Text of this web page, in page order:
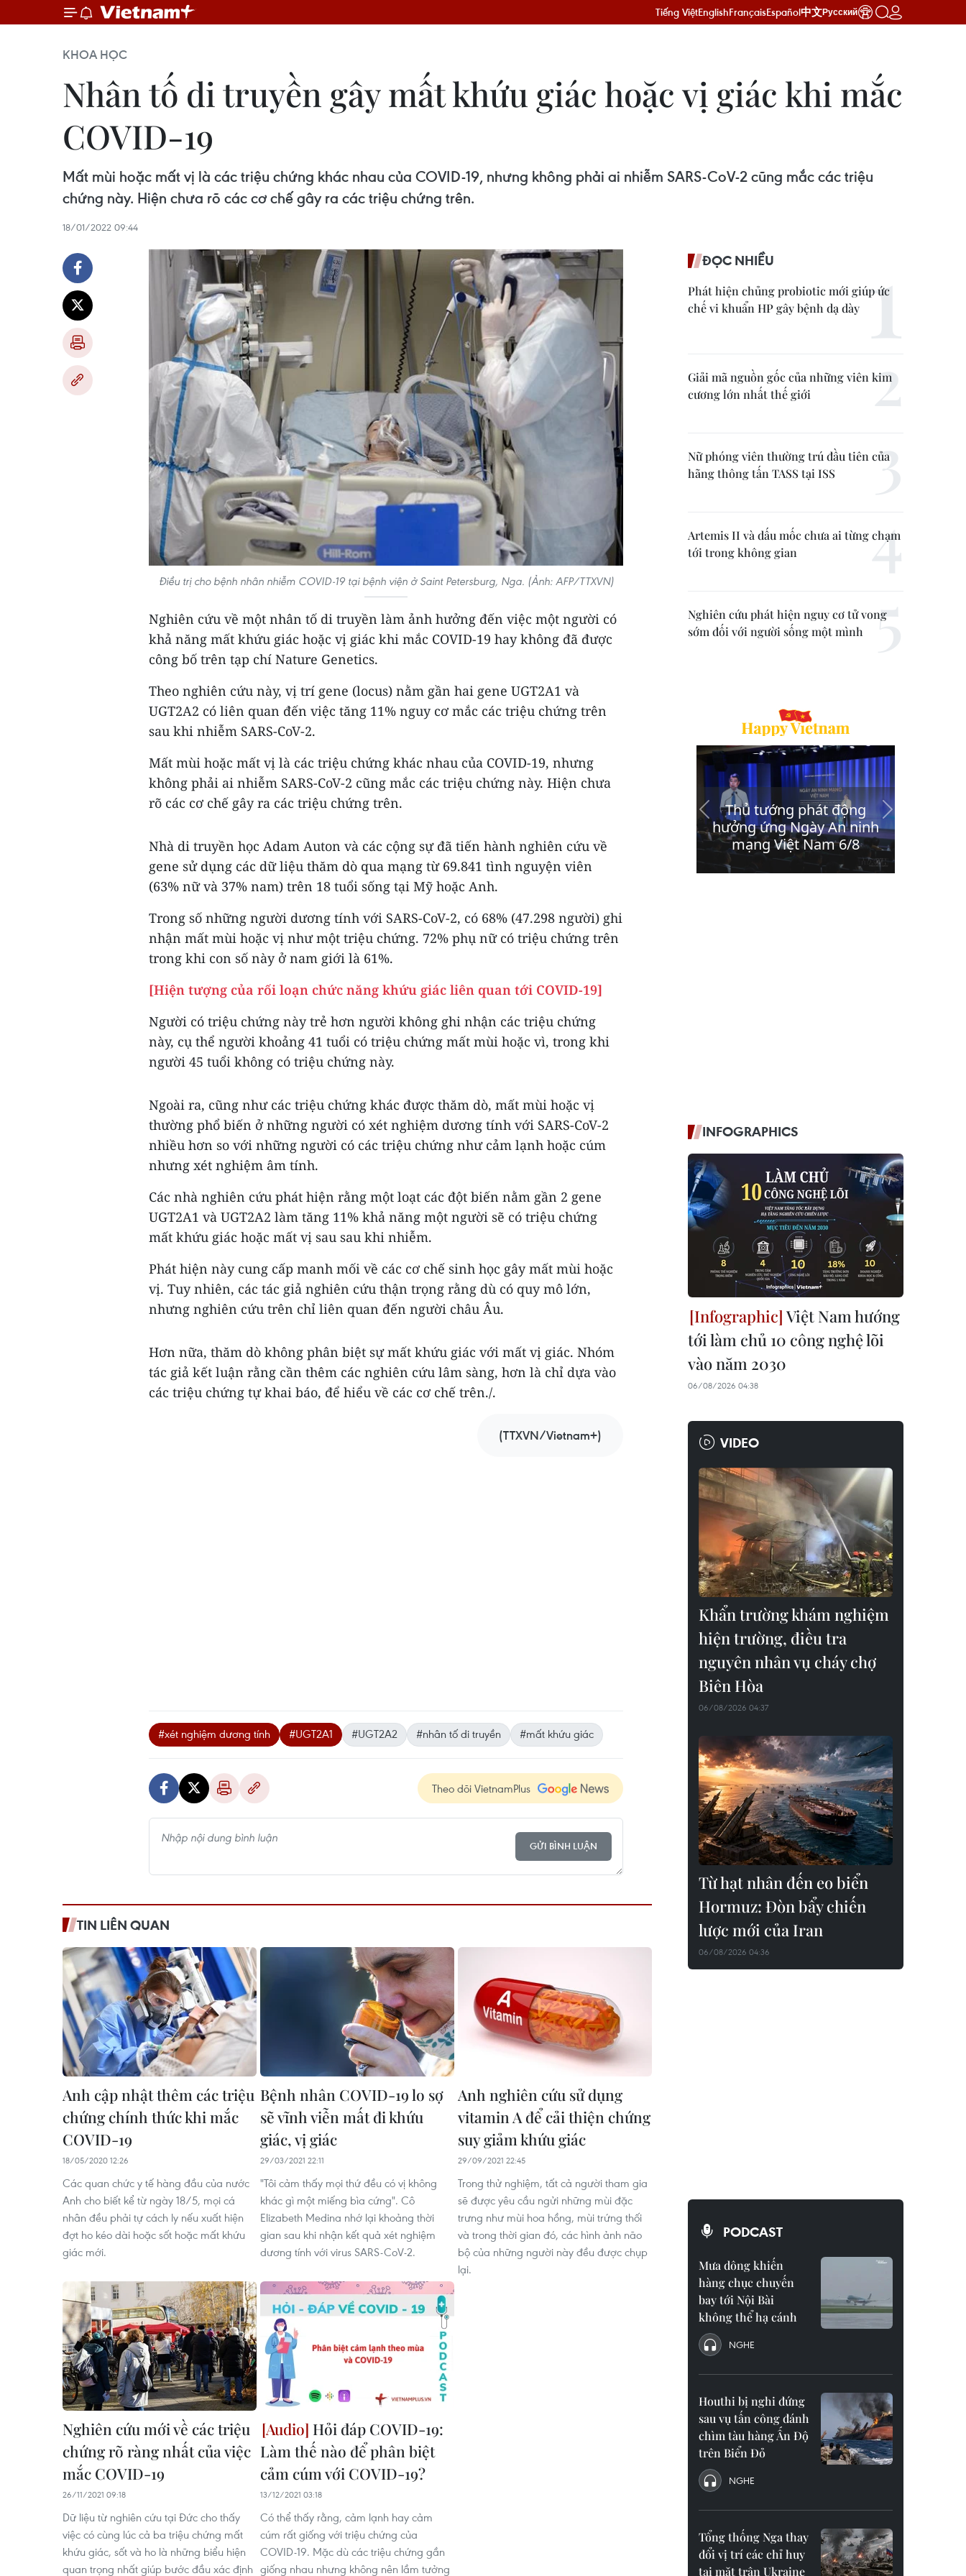
Tiếng ViệtEnglishFrançaisEspañol中文Русский
KHOA HỌC
Nhân tố di truyền gây mất khứu giác hoặc vị giác khi mắc
COVID-19
Mất mùi hoặc mất vị là các triệu chứng khác nhau của COVID-19, nhưng không phải ai nhiễm SARS-CoV-2 cũng mắc các triệu
chứng này. Hiện chưa rõ các cơ chế gây ra các triệu chứng trên.
18/01/2022 09:44
Điều trị cho bệnh nhân nhiễm COVID-19 tại bệnh viện ở Saint Petersburg, Nga. (Ảnh: AFP/TTXVN)
Nghiên cứu về một nhân tố di truyền làm ảnh hưởng đến việc một người có
khả năng mất khứu giác hoặc vị giác khi mắc COVID-19 hay không đã được
công bố trên tạp chí Nature Genetics.
Theo nghiên cứu này, vị trí gene (locus) nằm gần hai gene UGT2A1 và
UGT2A2 có liên quan đến việc tăng 11% nguy cơ mắc các triệu chứng trên
sau khi nhiễm SARS-CoV-2.
Mất mùi hoặc mất vị là các triệu chứng khác nhau của COVID-19, nhưng
không phải ai nhiễm SARS-CoV-2 cũng mắc các triệu chứng này. Hiện chưa
rõ các cơ chế gây ra các triệu chứng trên.
Nhà di truyền học Adam Auton và các cộng sự đã tiến hành nghiên cứu về
gene sử dụng các dữ liệu thăm dò qua mạng từ 69.841 tình nguyện viên
(63% nữ và 37% nam) trên 18 tuổi sống tại Mỹ hoặc Anh.
Trong số những người dương tính với SARS-CoV-2, có 68% (47.298 người) ghi
nhận mất mùi hoặc vị như một triệu chứng. 72% phụ nữ có triệu chứng trên
trong khi con số này ở nam giới là 61%.
[Hiện tượng của rối loạn chức năng khứu giác liên quan tới COVID-19]
Người có triệu chứng này trẻ hơn người không ghi nhận các triệu chứng
này, cụ thể người khoảng 41 tuổi có triệu chứng mất mùi hoặc vì, trong khi
người 45 tuổi không có triệu chứng này.
Ngoài ra, cũng như các triệu chứng khác được thăm dò, mất mùi hoặc vị
thường phổ biến ở những người có xét nghiệm dương tính với SARS-CoV-2
nhiều hơn so với những người có các triệu chứng như cảm lạnh hoặc cúm
nhưng xét nghiệm âm tính.
Các nhà nghiên cứu phát hiện rằng một loạt các đột biến nằm gần 2 gene
UGT2A1 và UGT2A2 làm tăng 11% khả năng một người sẽ có triệu chứng
mất khứu giác hoặc mất vị sau sau khi nhiễm.
Phát hiện này cung cấp manh mối về các cơ chế sinh học gây mất mùi hoặc
vị. Tuy nhiên, các tác giả nghiên cứu thận trọng rằng dù có quy mô lớn,
nhưng nghiên cứu trên chỉ liên quan đến người châu Âu.
Hơn nữa, thăm dò không phân biệt sự mất khứu giác với mất vị giác. Nhóm
tác giả kết luận rằng cần thêm các nghiên cứu lâm sàng, hơn là chỉ dựa vào
các triệu chứng tự khai báo, để hiểu về các cơ chế trên./.
(TTXVN/Vietnam+)
#xét nghiệm dương tính #UGT2A1 #UGT2A2 #nhân tố di truyền #mất khứu giác
Theo dõi VietnamPlus
GỬI BÌNH LUẬN
TIN LIÊN QUAN
Anh cập nhật thêm các triệu
chứng chính thức khi mắc
COVID-19
18/05/2020 12:26
Các quan chức y tế hàng đầu của nước
Anh cho biết kể từ ngày 18/5, mọi cá
nhân đều phải tự cách ly nếu xuất hiện
đợt ho kéo dài hoặc sốt hoặc mất khứu
giác mới.
Bệnh nhân COVID-19 lo sợ
sẽ vĩnh viễn mất đi khứu
giác, vị giác
29/03/2021 22:11
"Tôi cảm thấy mọi thứ đều có vị không
khác gì một miếng bìa cứng". Cô
Elizabeth Medina nhớ lại khoảng thời
gian sau khi nhận kết quả xét nghiệm
dương tính với virus SARS-CoV-2.
Anh nghiên cứu sử dụng
vitamin A để cải thiện chứng
suy giảm khứu giác
29/09/2021 22:45
Trong thử nghiệm, tất cả người tham gia
sẽ được yêu cầu ngửi những mùi đặc
trưng như mùi hoa hồng, mùi trứng thối
và trong thời gian đó, các hình ảnh não
bộ của những người này đều được chụp
lại.
Nghiên cứu mới về các triệu
chứng rõ ràng nhất của việc
mắc COVID-19
26/11/2021 09:18
Dữ liệu từ nghiên cứu tại Đức cho thấy
việc có cùng lúc cả ba triệu chứng mất
khứu giác, sốt và ho là những biểu hiện
quan trọng nhất giúp bước đầu xác định
Hỏi đáp COVID-19:
Làm thế nào để phân biệt
cảm cúm với COVID-19?
13/12/2021 03:18
Có thể thấy rằng, cảm lạnh hay cảm
cúm rất giống với triệu chứng của
COVID-19. Mặc dù các triệu chứng gần
giống nhau nhưng không nên lầm tưởng
ĐỌC NHIỀU
Phát hiện chủng probiotic mới giúp ức
chế vi khuẩn HP gây bệnh dạ dày
Giải mã nguồn gốc của những viên kim
cương lớn nhất thế giới
Nữ phóng viên thường trú đầu tiên của
hãng thông tấn TASS tại ISS
Artemis II và dấu mốc chưa ai từng chạm
tới trong không gian
Nghiên cứu phát hiện nguy cơ tử vong
sớm đối với người sống một mình
INFOGRAPHICS
Việt Nam hướng
tới làm chủ 10 công nghệ lõi
vào năm 2030
06/08/2026 04:38
VIDEO
Khẩn trường khám nghiệm
hiện trường, điều tra
nguyên nhân vụ cháy chợ
Biên Hòa
06/08/2026 04:37
Từ hạt nhân đến eo biển
Hormuz: Đòn bẩy chiến
lược mới của Iran
06/08/2026 04:36
PODCAST
Mưa dông khiến
hàng chục chuyến
bay tới Nội Bài
không thể hạ cánh
NGHE
Houthi bị nghi đứng
sau vụ tấn công đánh
chìm tàu hàng Ấn Độ
trên Biển Đỏ
NGHE
Tổng thống Nga thay
đổi vị trí các chỉ huy
tại mặt trận Ukraine